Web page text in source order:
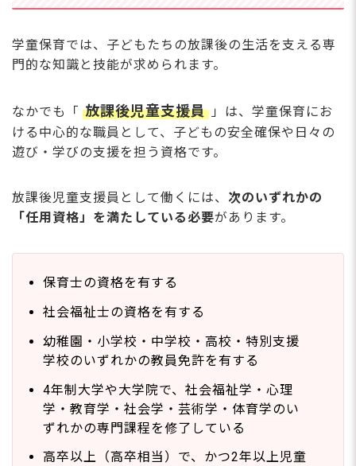
学童保育では、子どもたちの放課後の生活を支える専
門的な知識と技能が求められます。
なかでも「 放課後児童支援員 」は、学童保育にお
ける中心的な職員として、子どもの安全確保や日々の
遊び・学びの支援を担う資格です。
放課後児童支援員として働くには、 次のいずれかの
「任用資格」を満たしている必要があります。
保育士の資格を有する
社会福祉士の資格を有する
幼稚園・小学校・中学校・高校・特別支援
学校のいずれかの教員免許を有する
4年制大学や大学院で、社会福祉学・心理
学・教育学・社会学・芸術学・体育学のい
ずれかの専門課程を修了している
高卒以上（高卒相当）で、かつ2年以上児童